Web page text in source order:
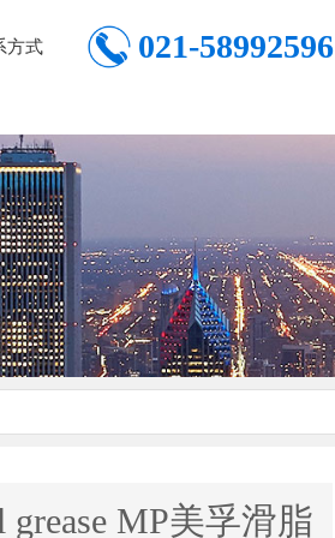
方式 021-58992596
grease MP美孚滑脂